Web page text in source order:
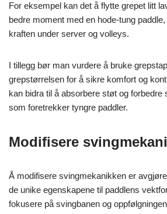
For eksempel kan det å flytte grepet litt
bedre moment med en hode-tung
kraften under server og volleys.
I tillegg bør man vurdere å bruke
grepstørrelsen for å sikre komfort og
kan bidra til å absorbere støt og forbedre
som foretrekker tyngre paddler.
Modifisere
Å modifisere svingmekanikken er
de unike egenskapene til paddlens
fokusere på svingbanen og